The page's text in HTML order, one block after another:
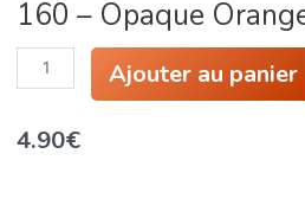
160 – Opaque
quantité
Opaque
Ajouter au panier
4.90€